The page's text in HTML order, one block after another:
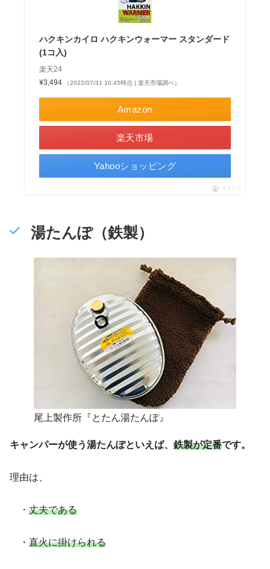
ハクキンカイロ ハクキンウォーマー スタンダード
(1コ入)
楽天24
¥3,494
（2022/07/31 10:45時点 | 楽天市場調べ）
Amazon
楽天市場
Yahooショッピング
ポチップ
湯たんぽ（鉄製）
尾上製作所『とたん湯たんぽ』
キャンパーが使う湯たんぽといえば、 鉄製が定番です。
理由は、
・ 丈夫である
・ 直火に掛けられる